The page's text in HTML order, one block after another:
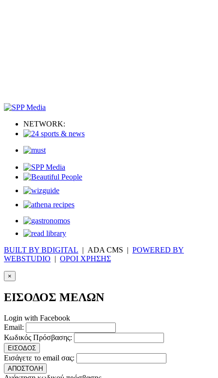
NETWORK:
BUILT BY BDIGITAL | ADA CMS | POWERED BY
WEBSTUDIO | ΟΡΟΙ ΧΡΗΣΗΣ
×
ΕΙΣΟΔΟΣ ΜΕΛΩΝ
Login with Facebook
Email:
Κωδικός Πρόσβασης:
ΕΙΣΟΔΟΣ
Εισάγετε το email σας:
ΑΠΟΣΤΟΛΗ